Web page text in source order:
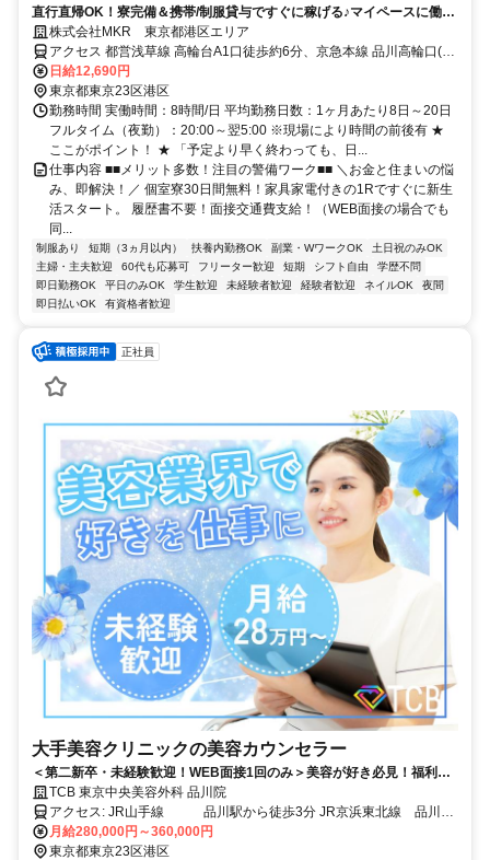
直行直帰OK！寮完備＆携帯/制服貸与ですぐに稼げる♪マイペースに働け
ます！
株式会社MKR 東京都港区エリア
アクセス 都営浅草線 高輪台A1口徒歩約6分、京急本線 品川高輪口(京
急)徒歩約10分、京急本線 品川高輪口(京急)徒歩約10分 東京都港区エ
リア(乃木坂駅、浜松町駅、日の出駅、広尾駅、三田駅、モノレール
浜松町駅、六本木駅)
日給12,690円
東京都東京23区港区
勤務時間 実働時間：8時間/日 平均勤務日数：1ヶ月あたり8日～20日
フルタイム（夜勤）：20:00～翌5:00 ※現場により時間の前後有 ★
ここがポイント！ ★ 「予定より早く終わっても、日...
仕事内容 ■■メリット多数！注目の警備ワーク■■ ＼お金と住まいの悩
み、即解決！／ 個室寮30日間無料！家具家電付きの1Rですぐに新生
活スタート。 履歴書不要！面接交通費支給！（WEB面接の場合でも
同...
制服あり 短期（3ヵ月以内） 扶養内勤務OK 副業・WワークOK
土日祝のみOK
主婦・主夫歓迎
60代も応募可 フリーター歓迎 短期 シフト自由
学歴不問
即日勤務OK
平日のみOK 学生歓迎 未経験者歓迎 経験者歓迎 ネイルOK
夜間
即日払いOK
有資格者歓迎
正社員
大手美容クリニックの美容カウンセラー
＜第二新卒・未経験歓迎！WEB面接1回のみ＞美容が好き必見！福利厚
生も充実！残業月平均3.2ｈ/最大800万円以上の年収も目指せます！品川
駅から徒歩3分
TCB 東京中央美容外科 品川院
アクセス: JR山手線 品川駅から徒歩3分 JR京浜東北線 品川駅
から徒歩3分 JR横須賀線 品川駅から徒歩3分 JR東海道本線 品川
駅から徒歩3分 京浜急行線 品川駅から徒歩3分
月給280,000円～360,000円
東京都東京23区港区